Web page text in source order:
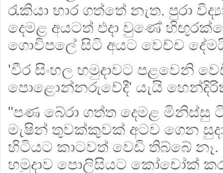
රැකියා භාර ගත්තේ නැත. පුරා
දෙමළ අයටත් එදා වුණේ
ගොවිපලේ සිටි අයට වෙච්ච
'වීර සිංහල හමුදාවට පළවෙනි
පොළොන්නරුවේදී' යැයි
"පණ බේරා ගත්ත දෙමළ මිනිස්සු
මැෂින් තුවක්කුවක් අටව ගෙන
හිටියට කාටවත් වෙඩි තිබ්බේ නෑ.
හමුදාව පොලිසියට කෝචෝක්